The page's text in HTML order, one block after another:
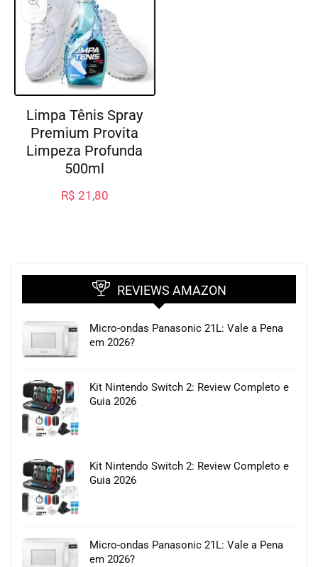
Limpa Tênis Spray
Premium Provita
Limpeza Profunda
500ml
R$ 21,80
REVIEWS AMAZON
Micro-ondas Panasonic 21L: Vale a Pena
em 2026?
Kit Nintendo Switch 2: Review Completo e
Guia 2026
Kit Nintendo Switch 2: Review Completo e
Guia 2026
Micro-ondas Panasonic 21L: Vale a Pena
em 2026?